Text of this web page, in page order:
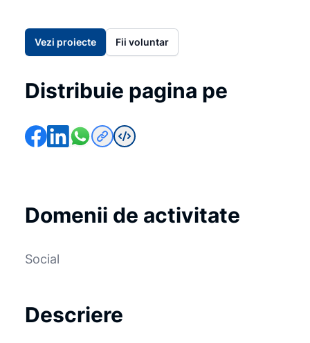
Vezi proiecte Fii voluntar
Distribuie pagina pe
Domenii de activitate
Social
Descriere